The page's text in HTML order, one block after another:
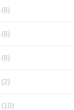
(8)
(8)
(8)
(2)
(10)